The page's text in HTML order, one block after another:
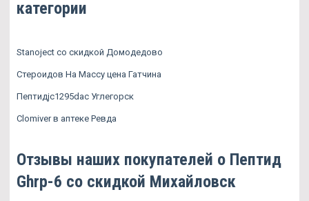
категории
Stanoject со скидкой Домодедово
Стероидов На Массу цена Гатчина
Пептидjc1295dac Углегорск
Clomiver в аптеке Ревда
Отзывы наших покупателей о Пептид
Ghrp-6 со скидкой Михайловск